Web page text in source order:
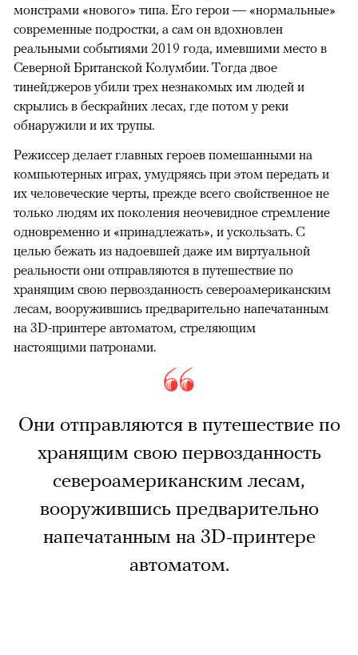
монстрами «нового» типа. Его герои — «нормальные»
современные подростки, а сам он вдохновлен
реальными событиями 2019 года, имевшими место в
Северной Британской Колумбии. Тогда двое
тинейджеров убили трех незнакомых им людей и
скрылись в бескрайних лесах, где потом у реки
обнаружили и их трупы.
Режиссер делает главных героев помешанными на
компьютерных играх, умудряясь при этом передать и
их человеческие черты, прежде всего свойственное не
только людям их поколения неочевидное стремление
одновременно и «принадлежать», и ускользать. С
целью бежать из надоевшей даже им виртуальной
реальности они отправляются в путешествие по
хранящим свою первозданность североамериканским
лесам, вооружившись предварительно напечатанным
на 3D-принтере автоматом, стреляющим
настоящими патронами.
Они отправляются в путешествие по
хранящим свою первозданность
североамериканским лесам,
вооружившись предварительно
напечатанным на 3D-принтере
автоматом.